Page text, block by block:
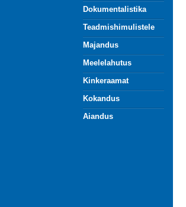
Dokumentalistika
Teadmishimulistele
Majandus
Meelelahutus
Kinkeraamat
Kokandus
Aiandus